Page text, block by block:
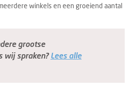
winkels en een groeiend aantal
grootse
wij spraken?Lees alle